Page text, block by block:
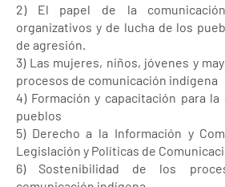
2) El papel de la
organizativos y de lucha de los
de agresión.
3) Las mujeres, niños, jóvenes y
procesos de comunicación indígena
4) Formación y capacitación para
pueblos
5) Derecho a la Información y
Legislación y Políticas de
6) Sostenibilidad de los